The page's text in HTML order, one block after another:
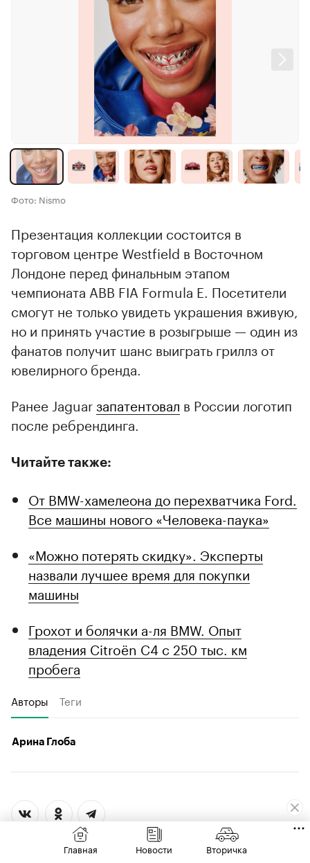
Фото: Nismo
Презентация коллекции состоится в
торговом центре Westfield в Восточном
Лондоне перед финальным этапом
чемпионата ABB FIA Formula E. Посетители
смогут не только увидеть украшения вживую,
но и принять участие в розыгрыше — один из
фанатов получит шанс выиграть гриллз от
ювелирного бренда.
Ранее Jaguarзапатентовал в России логотип
после ребрендинга.
Читайте также:
От BMW-хамелеона до перехватчика Ford.
Все машины нового «Человека-паука»
«Можно потерять скидку». Эксперты
назвали лучшее время для покупки
машины
Грохот и болячки а-ля BMW. Опыт
владения Citroёn C4 с 250 тыс. км
пробега
Авторы Теги
Арина Глоба
Главная Новости Вторичка